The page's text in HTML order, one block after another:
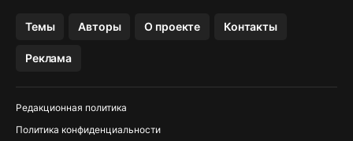
Темы Авторы О проекте Контакты
Реклама
Редакционная политика
Политика конфиденциальности